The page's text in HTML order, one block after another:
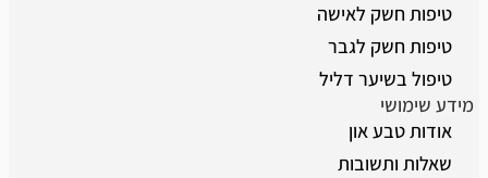
טיפות חשק לאישה
טיפות חשק לגבר
טיפול בשיער דליל
מידע שימושי
אודות טבע און
שאלות ותשובות